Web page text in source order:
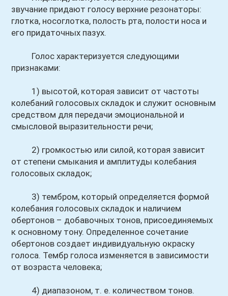
звучание придают голосу верхние резонаторы:
глотка, носоглотка, полость рта, полости носа и
его придаточных пазух.
Голос характеризуется следующими
признаками:
1) высотой, которая зависит от частоты
колебаний голосовых складок и служит основным
средством для передачи эмоциональной и
смысловой выразительности речи;
2) громкостью или силой, которая зависит
от степени смыкания и амплитуды колебания
голосовых складок;
3) тембром, который определяется формой
колебания голосовых складок и наличием
обертонов – добавочных тонов, присоединяемых
к основному тону. Определенное сочетание
обертонов создает индивидуальную окраску
голоса. Тембр голоса изменяется в зависимости
от возраста человека;
4) диапазоном, т. е. количеством тонов.